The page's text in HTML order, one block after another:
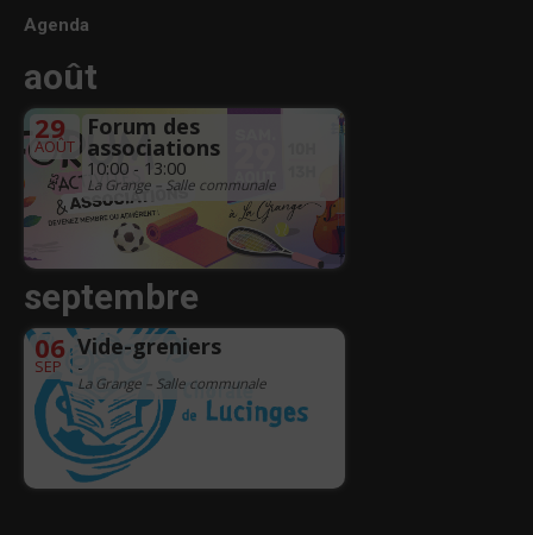
Agenda
août
29
AOÛT
Forum des
associations
10:00 - 13:00
La Grange – Salle communale
septembre
06
SEP
Vide-greniers
-
La Grange – Salle communale